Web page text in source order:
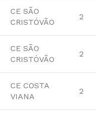
CE SÃO
CRISTÓVÃO
2
CE SÃO
CRISTÓVÃO
2
CE COSTA
VIANA
2